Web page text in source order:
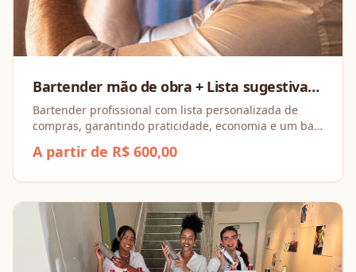
Bartender mão de obra + Lista sugestiva
de compras
Bartender profissional com lista personalizada de
compras, garantindo praticidade, economia e um bar
A partir de R$ 600,00